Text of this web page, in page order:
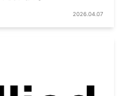
2026.04.07